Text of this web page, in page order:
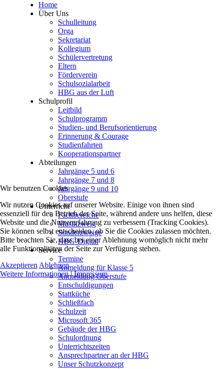
Home
Über Uns
Schulleitung
Orga
Sekretariat
Kollegium
Schülervertretung
Eltern
Förderverein
Schulsozialarbeit
HBG aus der Luft
Schulprofil
Leitbild
Schulprogramm
Studien- und Berufsorientierung
Erinnerung & Courage
Studienfahrten
Kooperationspartner
Abteilungen
Jahrgänge 5 und 6
Jahrgänge 7 und 8
Jahrgänge 9 und 10
Oberstufe
Unterricht
Fachbereiche
Musikzweig
Sonderzweige
HBG-Digital
Service
Termine
Anmeldung für Klasse 5
Anmeldung Oberstufe
Entschuldigungen
Stattküche
Schließfach
Schulzeit
Microsoft 365
Gebäude der HBG
Schulordnung
Unterrichtszeiten
Ansprechpartner an der HBG
Unser Schutzkonzept
Wir benutzen Cookies
Wir nutzen Cookies auf unserer Website. Einige von ihnen sind
essenziell für den Betrieb der Seite, während andere uns helfen, diese
Website und die Nutzererfahrung zu verbessern (Tracking Cookies).
Sie können selbst entscheiden, ob Sie die Cookies zulassen möchten.
Bitte beachten Sie, dass bei einer Ablehnung womöglich nicht mehr
alle Funktionalitäten der Seite zur Verfügung stehen.
Akzeptieren Ablehnen
Weitere Informationen|Impressum